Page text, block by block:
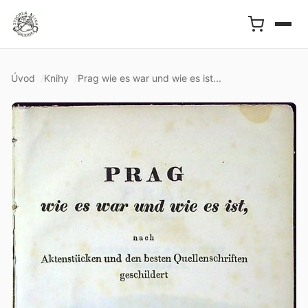
Úvod Knihy Prag wie es war und wie es ist...